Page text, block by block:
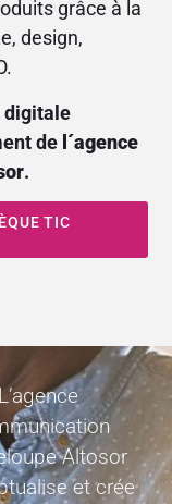
grâce à la
design,
digitale
de l´agence
.
TIC
L’agence
Altosor
et crée